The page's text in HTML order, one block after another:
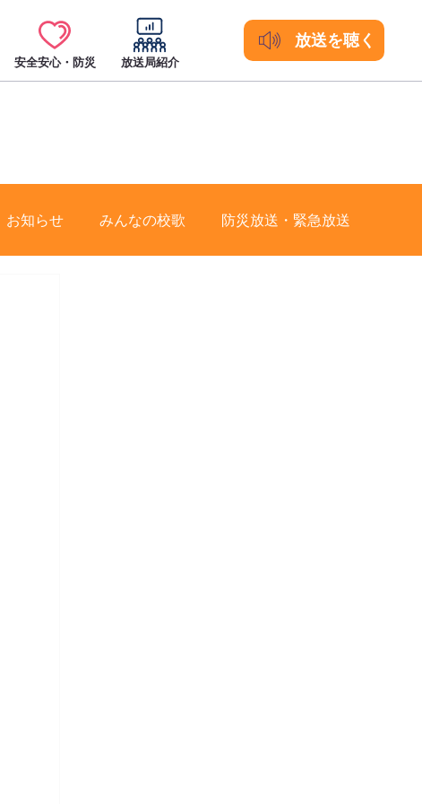
安全安心・防災 放送局紹介
放送を聴く
お知らせ みんなの校歌 防災放送・緊急放送